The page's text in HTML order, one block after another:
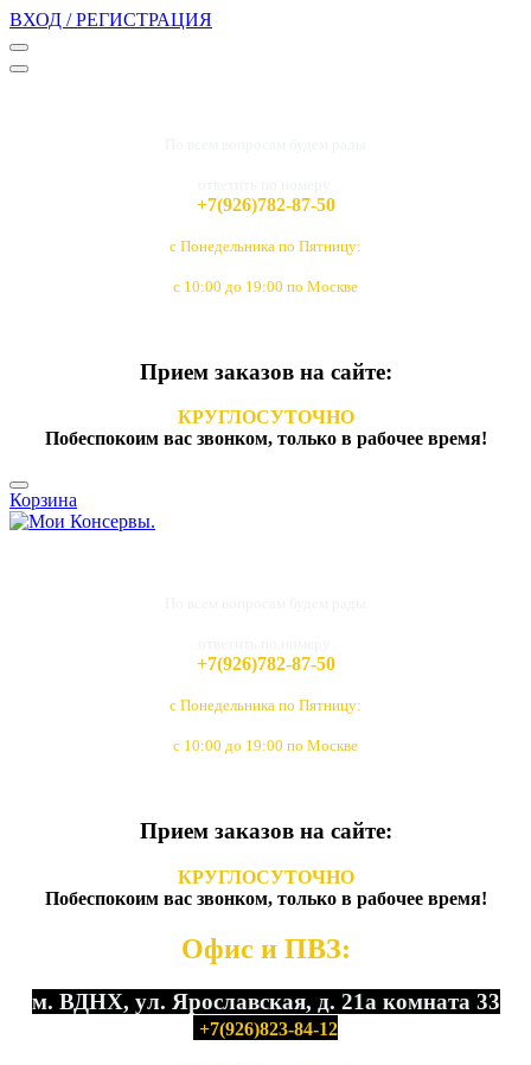
ВХОД / РЕГИСТРАЦИЯ
+7(926)782-87-50
с Понедельника по Пятницу:
с 10:00 до 19:00 по Москве
Прием заказов на сайте:
КРУГЛОСУТОЧНО
Побеспокоим вас звонком, только в рабочее время!
Корзина
+7(926)782-87-50
с Понедельника по Пятницу:
с 10:00 до 19:00 по Москве
Прием заказов на сайте:
КРУГЛОСУТОЧНО
Побеспокоим вас звонком, только в рабочее время!
Офис и ПВЗ:
м. ВДНХ, ул. Ярославская, д. 21а комната 33
+7(926)823-84-12